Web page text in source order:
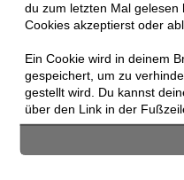
du zum letzten Mal
Cookies akzeptierst oder
Ein Cookie wird in deinem
gespeichert, um zu
gestellt wird. Du kannst
über den Link in der